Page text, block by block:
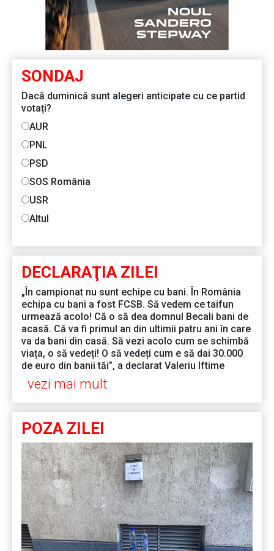
SONDAJ
Dacă duminică sunt alegeri anticipate cu ce partid
votați?
AUR
PNL
PSD
SOS România
USR
Altul
DECLARAŢIA ZILEI
„În campionat nu sunt echipe cu bani. În România
echipa cu bani a fost FCSB. Să vedem ce taifun
urmează acolo! Că o să dea domnul Becali bani de
acasă. Că va fi primul an din ultimii patru ani în care
va da bani din casă. Să vezi acolo cum se schimbă
viața, o să vedeți! O să vedeți cum e să dai 30.000
de euro din banii tăi”, a declarat Valeriu Iftime
vezi mai mult
POZA ZILEI